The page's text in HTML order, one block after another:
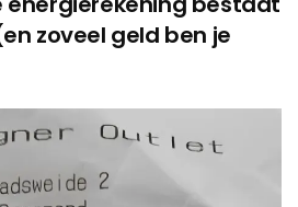
zoveel geld ben je